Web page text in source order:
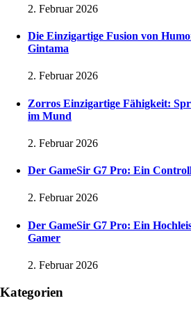
2. Februar 2026
Die Einzigartige Fusion von
Gintama
2. Februar 2026
Zorros Einzigartige Fähigkeit:
im Mund
2. Februar 2026
Der GameSir G7 Pro: Ein
2. Februar 2026
Der GameSir G7 Pro: Ein
Gamer
2. Februar 2026
Kategorien